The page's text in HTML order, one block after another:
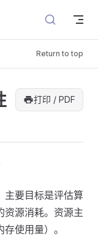
Return to top
打印 / PDF
主要目标是评估算
资源消耗。资源主
使用量）。